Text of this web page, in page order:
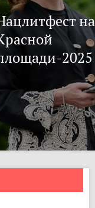
на
2025